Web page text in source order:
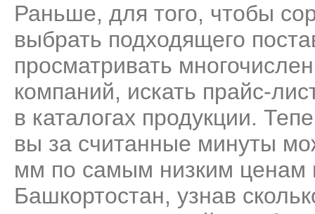
Раньше, для того, чтобы
выбрать подходящего
просматривать
компаний, искать прайс-
в каталогах продукции.
вы за считанные минуты
мм по самым низким ценам
Башкортостан, узнав